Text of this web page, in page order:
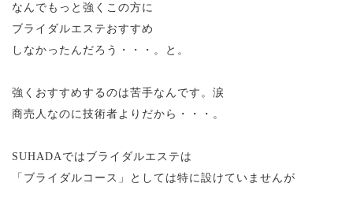
なんでもっと強くこの方に
ブライダルエステおすすめ
しなかったんだろう・・・。と。
強くおすすめするのは苦手なんです。涙
商売人なのに技術者よりだから・・・。
SUHADAではブライダルエステは
「ブライダルコース」としては特に設けていませんが